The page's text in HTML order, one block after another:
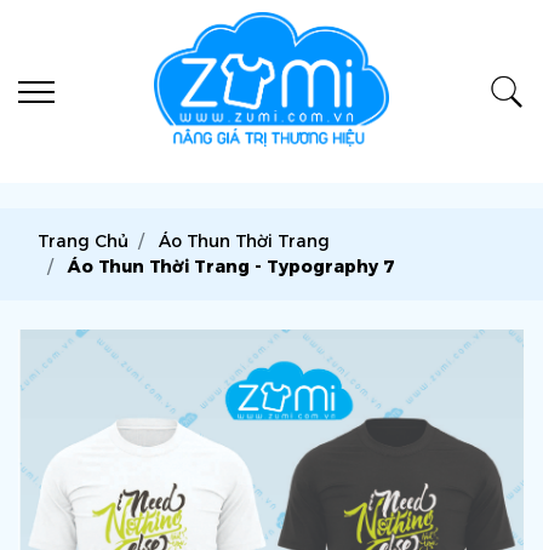
Trang Chủ
Áo Thun Thời Trang
Áo Thun Thời Trang - Typography 7